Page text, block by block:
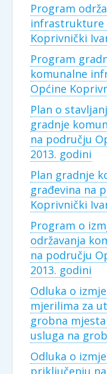
Program
infrastrukture
Koprivnički
Program
komunalne
Općine
Plan o
gradnje
na području
2013. godini
Plan gradnje
građevina na
Koprivnički
Program o
održavanja
na području
2013. godini
Odluka o
mjerilima za
grobna
usluga na
Odluka o
priključenju